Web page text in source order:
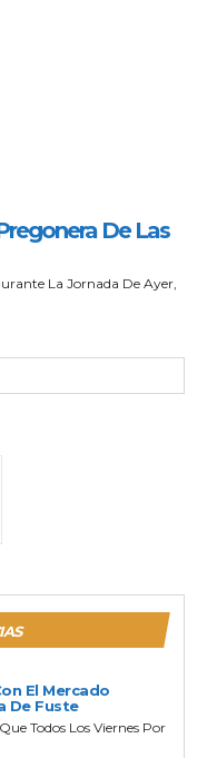
De Las
La Jornada De Ayer,
El Mercado
De Fuste
Todos Los Viernes Por